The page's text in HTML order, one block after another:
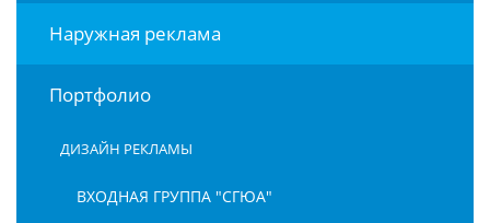
Наружная реклама
Портфолио
ДИЗАЙН РЕКЛАМЫ
ВХОДНАЯ ГРУППА "СГЮА"